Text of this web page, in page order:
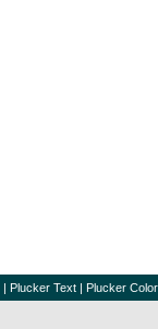
| Plucker Text | Plucker Color